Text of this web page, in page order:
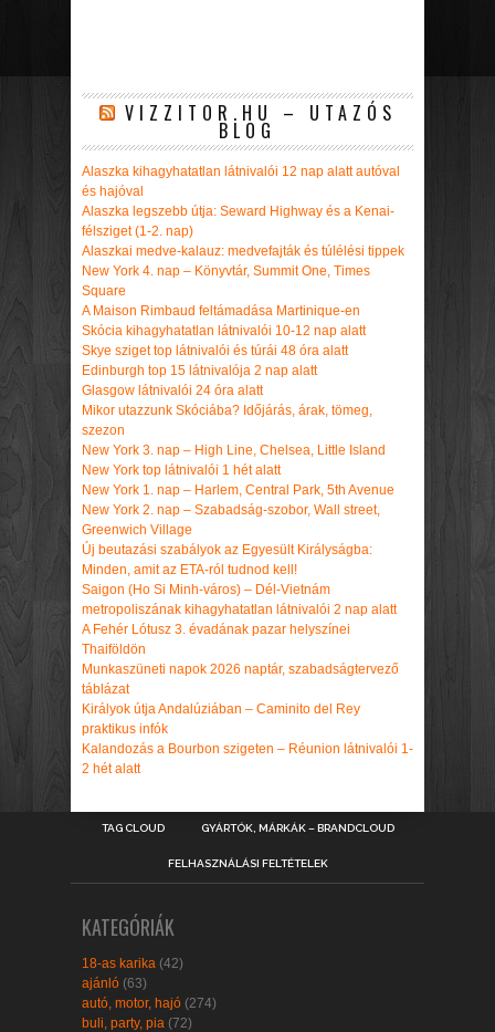
VIZZITOR.HU – UTAZÓS
BLOG
Alaszka kihagyhatatlan látnivalói 12 nap alatt autóval
és hajóval
Alaszka legszebb útja: Seward Highway és a Kenai-
félsziget (1-2. nap)
Alaszkai medve-kalauz: medvefajták és túlélési tippek
New York 4. nap – Könyvtár, Summit One, Times
Square
A Maison Rimbaud feltámadása Martinique-en
Skócia kihagyhatatlan látnivalói 10-12 nap alatt
Skye sziget top látnivalói és túrái 48 óra alatt
Edinburgh top 15 látnivalója 2 nap alatt
Glasgow látnivalói 24 óra alatt
Mikor utazzunk Skóciába? Időjárás, árak, tömeg,
szezon
New York 3. nap – High Line, Chelsea, Little Island
New York top látnivalói 1 hét alatt
New York 1. nap – Harlem, Central Park, 5th Avenue
New York 2. nap – Szabadság-szobor, Wall street,
Greenwich Village
Új beutazási szabályok az Egyesült Királyságba:
Minden, amit az ETA-ról tudnod kell!
Saigon (Ho Si Minh-város) – Dél-Vietnám
metropoliszának kihagyhatatlan látnivalói 2 nap alatt
A Fehér Lótusz 3. évadának pazar helyszínei
Thaiföldön
Munkaszüneti napok 2026 naptár, szabadságtervező
táblázat
Királyok útja Andalúziában – Caminito del Rey
praktikus infók
Kalandozás a Bourbon szigeten – Réunion látnivalói 1-
2 hét alatt
TAG CLOUD GYÁRTÓK, MÁRKÁK – BRANDCLOUD
FELHASZNÁLÁSI FELTÉTELEK
KATEGÓRIÁK
18-as karika (42)
ajánló (63)
autó, motor, hajó (274)
buli, party, pia (72)